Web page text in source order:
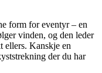
form for eventyr – en
vinden, og den leder
ellers. Kanskje en
der du har